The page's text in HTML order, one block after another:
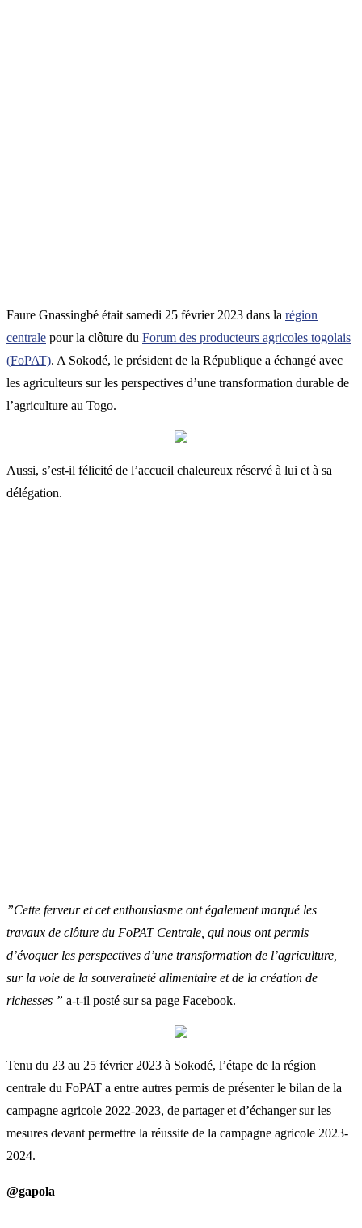
Faure Gnassingbé était samedi 25 février 2023 dans la région
centrale pour la clôture du Forum des producteurs agricoles togolais
(FoPAT). A Sokodé, le président de la République a échangé avec
les agriculteurs sur les perspectives d’une transformation durable de
l’agriculture au Togo.
Aussi, s’est-il félicité de l’accueil chaleureux réservé à lui et à sa
délégation.
”Cette ferveur et cet enthousiasme ont également marqué les
travaux de clôture du FoPAT Centrale, qui nous ont permis
d’évoquer les perspectives d’une transformation de l’agriculture,
sur la voie de la souveraineté alimentaire et de la création de
richesses ” a-t-il posté sur sa page Facebook.
Tenu du 23 au 25 février 2023 à Sokodé, l’étape de la région
centrale du FoPAT a entre autres permis de présenter le bilan de la
campagne agricole 2022-2023, de partager et d’échanger sur les
mesures devant permettre la réussite de la campagne agricole 2023-
2024.
@gapola